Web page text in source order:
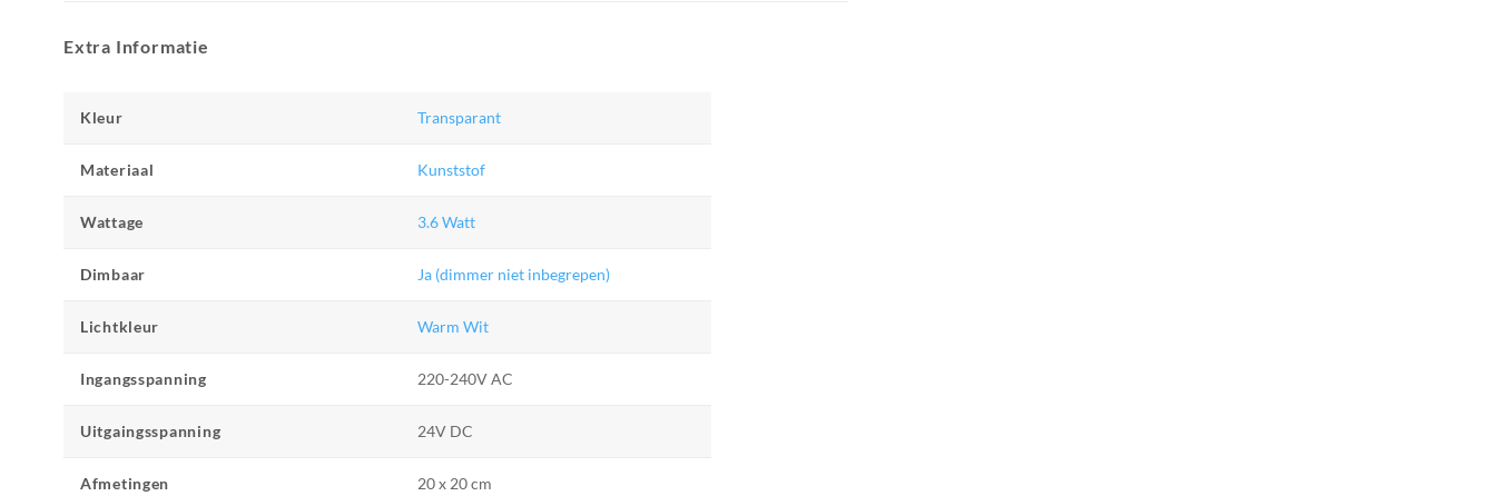
Extra Informatie
Kleur Transparant
Materiaal Kunststof
Wattage 3.6 Watt
Dimbaar Ja (dimmer niet inbegrepen)
Lichtkleur Warm Wit
Ingangsspanning 220-240V AC
Uitgaingsspanning 24V DC
Afmetingen 20 x 20 cm